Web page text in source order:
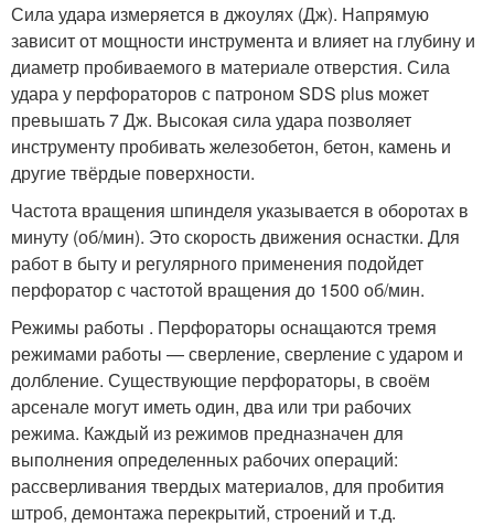
Сила удара измеряется в джоулях (Дж). Напрямую
зависит от мощности инструмента и влияет на глубину и
диаметр пробиваемого в материале отверстия. Сила
удара у перфораторов с патроном SDS plus может
превышать 7 Дж. Высокая сила удара позволяет
инструменту пробивать железобетон, бетон, камень и
другие твёрдые поверхности.
Частота вращения шпинделя указывается в оборотах в
минуту (об/мин). Это скорость движения оснастки. Для
работ в быту и регулярного применения подойдет
перфоратор с частотой вращения до 1500 об/мин.
Режимы работы . Перфораторы оснащаются тремя
режимами работы — сверление, сверление с ударом и
долбление. Существующие перфораторы, в своём
арсенале могут иметь один, два или три рабочих
режима. Каждый из режимов предназначен для
выполнения определенных рабочих операций:
рассверливания твердых материалов, для пробития
штроб, демонтажа перекрытий, строений и т.д.